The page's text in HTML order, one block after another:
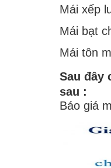
Mái xếp
Mái bạt
Mái tôn
Sau đây
sau :
Báo giá